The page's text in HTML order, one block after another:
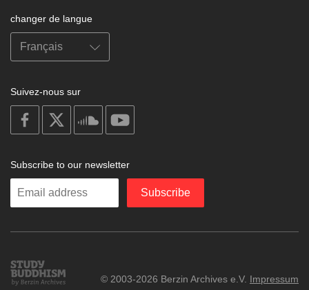
changer de langue
Suivez-nous sur
on
facebook
soundcloud
Subscribe to our newsletter
Enter
Subscribe
Study
Buddhism
© 2003-2026 Berzin Archives e.V. Impressum